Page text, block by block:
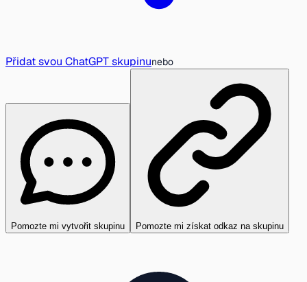
Přidat svou ChatGPT skupinunebo
Pomozte mi vytvořit skupinu Pomozte mi získat odkaz na skupinu